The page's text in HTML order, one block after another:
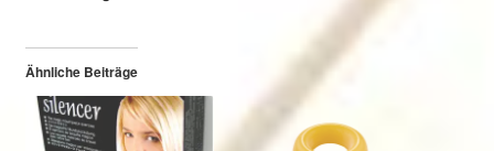
Ähnliche Beiträge